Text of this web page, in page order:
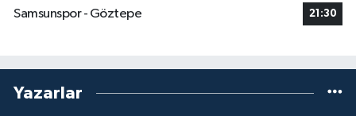
Samsunspor - Göztepe
21:30
Yazarlar